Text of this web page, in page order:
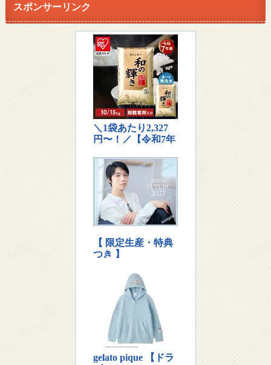
スポンサーリンク